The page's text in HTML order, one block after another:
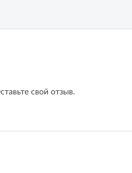
свой отзыв.